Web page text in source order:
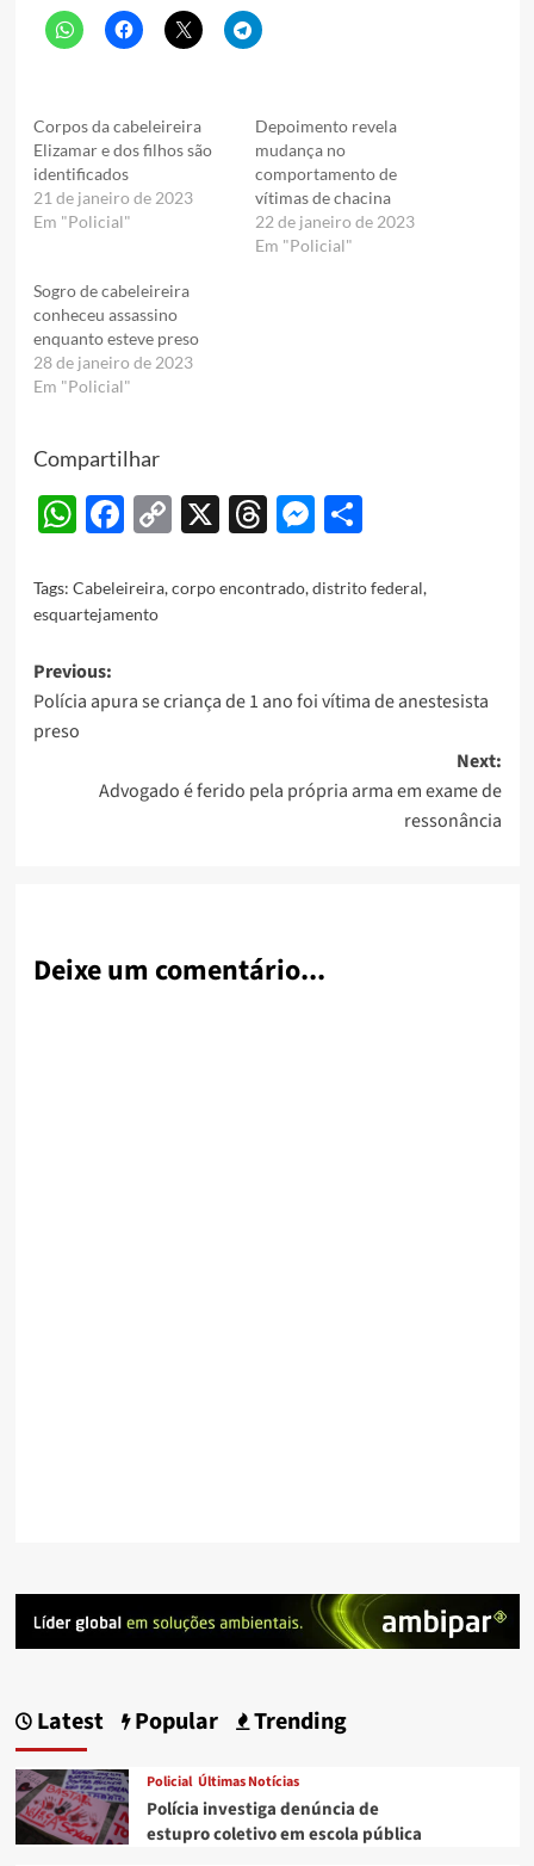
Corpos da cabeleireira
Elizamar e dos filhos são
identificados
21 de janeiro de 2023
Em "Policial"
Depoimento revela
mudança no
comportamento de
vítimas de chacina
22 de janeiro de 2023
Em "Policial"
Sogro de cabeleireira
conheceu assassino
enquanto esteve preso
28 de janeiro de 2023
Em "Policial"
Compartilhar
WhatsApp
Facebook
Copy
X Threads
Messenger
Share
Tags: Cabeleireira,corpo encontrado,distrito federal,
esquartejamento
Post
navigation
Previous:
Polícia apura se criança de 1 ano foi vítima de anestesista
preso
Next:
Advogado é ferido pela própria arma em exame de
ressonância
Deixe um comentário...
Latest Popular Trending
Policial Últimas Notícias
Polícia investiga denúncia de
estupro coletivo em escola pública